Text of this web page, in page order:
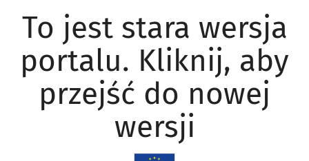
To jest stara wersja
portalu. Kliknij, aby
przejść do nowej
wersji